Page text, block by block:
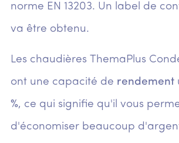
norme EN 13203. Un label de
va être obtenu.
Les chaudières ThemaPlus
ont une capacité de rendement
%, ce qui signifie qu'il vous
d'économiser beaucoup